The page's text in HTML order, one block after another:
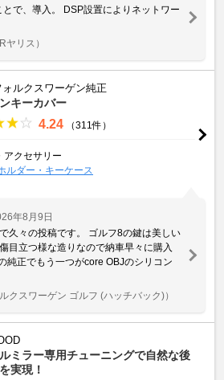
で、導入。 DSP設置によりネットワー
ヤリス）
ルクスワーゲン純正
キーカバー
4.24 （311件）
アクセサリー
ルダー・キーケース
年8月9日
久々の投稿です。 ゴルフ8の鍵は美しい
目立つ様な造りなので納車早々に購入
純正でもう一つがcore OBJのシリコン
クスワーゲン ゴルフ (ハッチバック)）
ミラー専用チューニングで自然な後
実現！